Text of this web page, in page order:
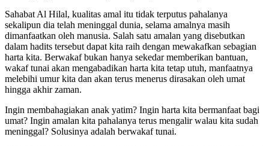
Sahabat Al Hilal, kualitas amal itu tidak terputus pahalanya
sekalipun dia telah meninggal dunia, selama amalnya masih
dimanfaatkan oleh manusia. Salah satu amalan yang disebutkan
dalam hadits tersebut dapat kita raih dengan mewakafkan sebagian
harta kita. Berwakaf bukan hanya sekedar memberikan bantuan,
wakaf tunai akan mengabadikan harta kita tetap utuh, manfaatnya
melebihi umur kita dan akan terus menerus dirasakan oleh umat
hingga akhir zaman.
Ingin membahagiakan anak yatim? Ingin harta kita bermanfaat bagi
umat? Ingin amalan kita pahalanya terus mengalir walau kita sudah
meninggal? Solusinya adalah berwakaf tunai.